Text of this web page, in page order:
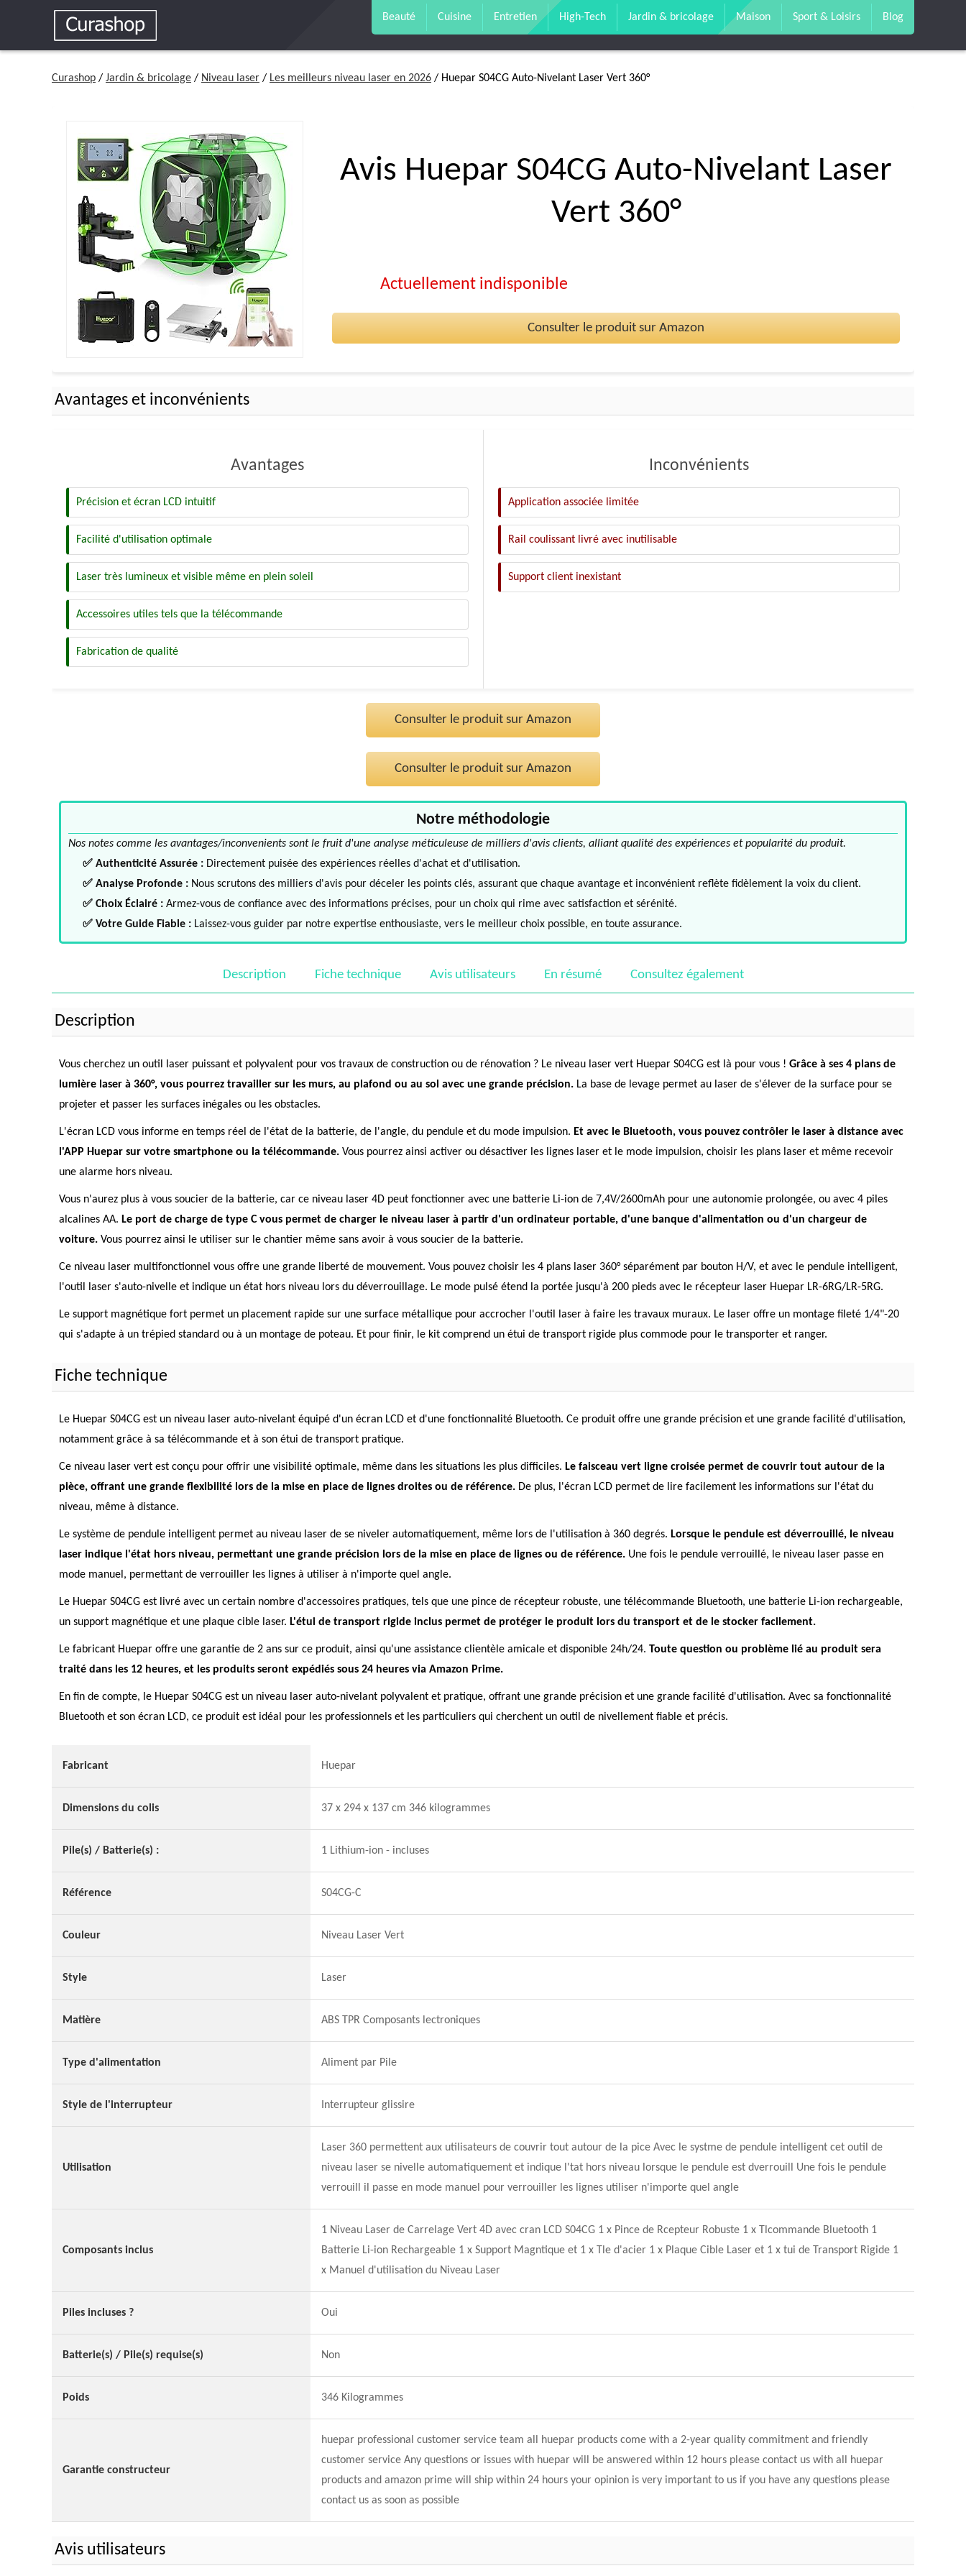
Beauté Cuisine Entretien High-Tech Jardin & bricolage Maison Sport & Loisirs Blog
Curashop / Jardin & bricolage / Niveau laser / Les meilleurs niveau laser en 2026 / Huepar S04CG Auto-Nivelant Laser Vert 360°
Avis Huepar S04CG Auto-Nivelant Laser
Vert 360°
Actuellement indisponible
Consulter le produit sur Amazon
Avantages et inconvénients
Avantages
Précision et écran LCD intuitif
Facilité d'utilisation optimale
Laser très lumineux et visible même en plein soleil
Accessoires utiles tels que la télécommande
Fabrication de qualité
Inconvénients
Application associée limitée
Rail coulissant livré avec inutilisable
Support client inexistant
Consulter le produit sur Amazon
Consulter le produit sur Amazon
Notre méthodologie
Nos notes comme les avantages/inconvenients sont le fruit d'une analyse méticuleuse de milliers d'avis clients, alliant qualité des expériences et popularité du produit.
✅ Authenticité Assurée : Directement puisée des expériences réelles d'achat et d'utilisation.
✅ Analyse Profonde : Nous scrutons des milliers d'avis pour déceler les points clés, assurant que chaque avantage et inconvénient reflète fidèlement la voix du client.
✅ Choix Éclairé : Armez-vous de confiance avec des informations précises, pour un choix qui rime avec satisfaction et sérénité.
✅ Votre Guide Fiable : Laissez-vous guider par notre expertise enthousiaste, vers le meilleur choix possible, en toute assurance.
Description Fiche technique Avis utilisateurs En résumé Consultez également
Description
Vous cherchez un outil laser puissant et polyvalent pour vos travaux de construction ou de rénovation ? Le niveau laser vert Huepar S04CG est là pour vous ! Grâce à ses 4 plans de
lumière laser à 360°, vous pourrez travailler sur les murs, au plafond ou au sol avec une grande précision. La base de levage permet au laser de s'élever de la surface pour se
projeter et passer les surfaces inégales ou les obstacles.
L'écran LCD vous informe en temps réel de l'état de la batterie, de l'angle, du pendule et du mode impulsion. Et avec le Bluetooth, vous pouvez contrôler le laser à distance avec
l'APP Huepar sur votre smartphone ou la télécommande. Vous pourrez ainsi activer ou désactiver les lignes laser et le mode impulsion, choisir les plans laser et même recevoir
une alarme hors niveau.
Vous n'aurez plus à vous soucier de la batterie, car ce niveau laser 4D peut fonctionner avec une batterie Li-ion de 7,4V/2600mAh pour une autonomie prolongée, ou avec 4 piles
alcalines AA. Le port de charge de type C vous permet de charger le niveau laser à partir d'un ordinateur portable, d'une banque d'alimentation ou d'un chargeur de
voiture. Vous pourrez ainsi le utiliser sur le chantier même sans avoir à vous soucier de la batterie.
Ce niveau laser multifonctionnel vous offre une grande liberté de mouvement. Vous pouvez choisir les 4 plans laser 360° séparément par bouton H/V, et avec le pendule intelligent,
l'outil laser s'auto-nivelle et indique un état hors niveau lors du déverrouillage. Le mode pulsé étend la portée jusqu'à 200 pieds avec le récepteur laser Huepar LR-6RG/LR-5RG.
Le support magnétique fort permet un placement rapide sur une surface métallique pour accrocher l'outil laser à faire les travaux muraux. Le laser offre un montage fileté 1/4"-20
qui s'adapte à un trépied standard ou à un montage de poteau. Et pour finir, le kit comprend un étui de transport rigide plus commode pour le transporter et ranger.
Fiche technique
Le Huepar S04CG est un niveau laser auto-nivelant équipé d'un écran LCD et d'une fonctionnalité Bluetooth. Ce produit offre une grande précision et une grande facilité d'utilisation,
notamment grâce à sa télécommande et à son étui de transport pratique.
Ce niveau laser vert est conçu pour offrir une visibilité optimale, même dans les situations les plus difficiles. Le faisceau vert ligne croisée permet de couvrir tout autour de la
pièce, offrant une grande flexibilité lors de la mise en place de lignes droites ou de référence. De plus, l'écran LCD permet de lire facilement les informations sur l'état du
niveau, même à distance.
Le système de pendule intelligent permet au niveau laser de se niveler automatiquement, même lors de l'utilisation à 360 degrés. Lorsque le pendule est déverrouillé, le niveau
laser indique l'état hors niveau, permettant une grande précision lors de la mise en place de lignes ou de référence. Une fois le pendule verrouillé, le niveau laser passe en
mode manuel, permettant de verrouiller les lignes à utiliser à n'importe quel angle.
Le Huepar S04CG est livré avec un certain nombre d'accessoires pratiques, tels que une pince de récepteur robuste, une télécommande Bluetooth, une batterie Li-ion rechargeable,
un support magnétique et une plaque cible laser. L'étui de transport rigide inclus permet de protéger le produit lors du transport et de le stocker facilement.
Le fabricant Huepar offre une garantie de 2 ans sur ce produit, ainsi qu'une assistance clientèle amicale et disponible 24h/24. Toute question ou problème lié au produit sera
traité dans les 12 heures, et les produits seront expédiés sous 24 heures via Amazon Prime.
En fin de compte, le Huepar S04CG est un niveau laser auto-nivelant polyvalent et pratique, offrant une grande précision et une grande facilité d'utilisation. Avec sa fonctionnalité
Bluetooth et son écran LCD, ce produit est idéal pour les professionnels et les particuliers qui cherchent un outil de nivellement fiable et précis.
Fabricant Huepar
Dimensions du colis 37 x 294 x 137 cm 346 kilogrammes
Pile(s) / Batterie(s) : 1 Lithium-ion - incluses
Référence S04CG-C
Couleur Niveau Laser Vert
Style Laser
Matière ABS TPR Composants lectroniques
Type d'alimentation Aliment par Pile
Style de l'interrupteur Interrupteur glissire
Utilisation
Laser 360 permettent aux utilisateurs de couvrir tout autour de la pice Avec le systme de pendule intelligent cet outil de
niveau laser se nivelle automatiquement et indique l'tat hors niveau lorsque le pendule est dverrouill Une fois le pendule
verrouill il passe en mode manuel pour verrouiller les lignes utiliser n'importe quel angle
Composants inclus
1 Niveau Laser de Carrelage Vert 4D avec cran LCD S04CG 1 x Pince de Rcepteur Robuste 1 x Tlcommande Bluetooth 1
Batterie Li-ion Rechargeable 1 x Support Magntique et 1 x Tle d'acier 1 x Plaque Cible Laser et 1 x tui de Transport Rigide 1
x Manuel d'utilisation du Niveau Laser
Piles incluses ? Oui
Batterie(s) / Pile(s) requise(s) Non
Poids 346 Kilogrammes
Garantie constructeur
huepar professional customer service team all huepar products come with a 2-year quality commitment and friendly
customer service Any questions or issues with huepar will be answered within 12 hours please contact us with all huepar
products and amazon prime will ship within 24 hours your opinion is very important to us if you have any questions please
contact us as soon as possible
Avis utilisateurs